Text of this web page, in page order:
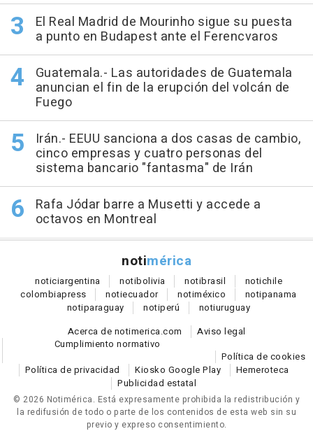
El Real Madrid de Mourinho sigue su puesta
a punto en Budapest ante el Ferencvaros
Guatemala.- Las autoridades de Guatemala
anuncian el fin de la erupción del volcán de
Fuego
Irán.- EEUU sanciona a dos casas de cambio,
cinco empresas y cuatro personas del
sistema bancario "fantasma" de Irán
Rafa Jódar barre a Musetti y accede a
octavos en Montreal
notimérica
noticiargentina notibolivia notibrasil notichile
colombiapress notiecuador notiméxico notipanama
notiparaguay notiperú notiuruguay
Acerca de notimerica.com
Aviso legal
Cumplimiento normativo
Política de cookies
Política de privacidad
Kiosko Google Play
Hemeroteca
Publicidad estatal
© 2026 Notimérica. Está expresamente prohibida la redistribución y
la redifusión de todo o parte de los contenidos de esta web sin su
previo y expreso consentimiento.